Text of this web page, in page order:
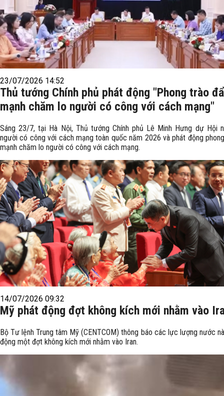
23/07/2026 14:52
Thủ tướng Chính phủ phát động "Phong trào
mạnh chăm lo người có công với cách mạng"
Sáng 23/7, tại Hà Nội, Thủ tướng Chính phủ Lê Minh Hưng dự Hội
người có công với cách mạng toàn quốc năm 2026 và phát động
mạnh chăm lo người có công với cách mạng.
14/07/2026 09:32
Mỹ phát động đợt không kích mới nhằm vào
Bộ Tư lệnh Trung tâm Mỹ (CENTCOM) thông báo các lực lượng nước
động một đợt không kích mới nhằm vào Iran.